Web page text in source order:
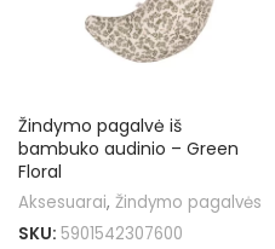
Žindymo pagalvė iš
bambuko audinio – Green
Floral
Aksesuarai, Žindymo pagalvės
SKU: 5901542307600